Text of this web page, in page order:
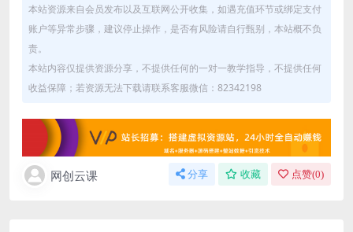
本站资源来自会员发布以及互联网公开收集，如遇充值环节或绑定支付
账户等异常步骤，建议停止操作，是否有风险请自行甄别，本站概不负
责。
本站内容仅提供资源分享，不提供任何的一对一教学指导，不提供任何
收益保障；若资源无法下载请联系客服微信：82342198
网创云课 分享 收藏 点赞(0)